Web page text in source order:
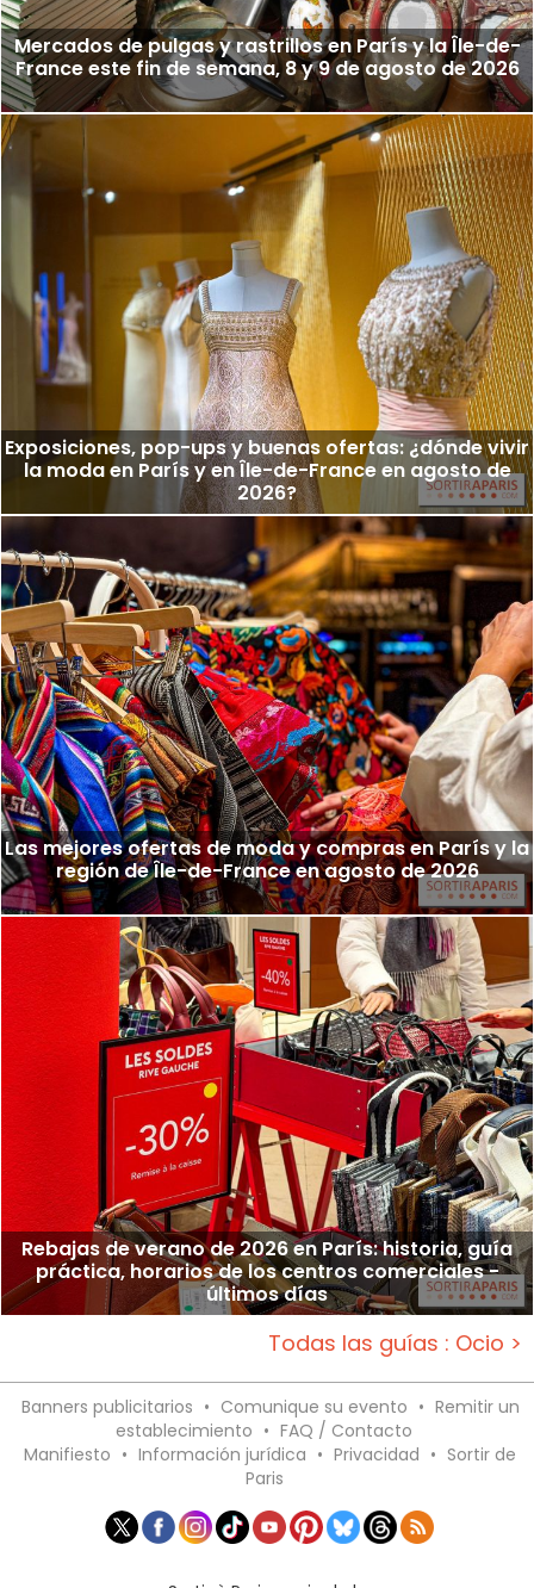
Mercados de pulgas y rastrillos en París y la Île-de-
France este fin de semana, 8 y 9 de agosto de 2026
Exposiciones, pop-ups y buenas ofertas: ¿dónde vivir
la moda en París y en Île-de-France en agosto de
2026?
Las mejores ofertas de moda y compras en París y la
región de Île-de-France en agosto de 2026
Rebajas de verano de 2026 en París: historia, guía
práctica, horarios de los centros comerciales -
últimos días
Todas las guías : Ocio >
Banners publicitarios • Comunique su evento • Remitir un
establecimiento • FAQ / Contacto
Manifiesto • Información jurídica • Privacidad • Sortir de
Paris